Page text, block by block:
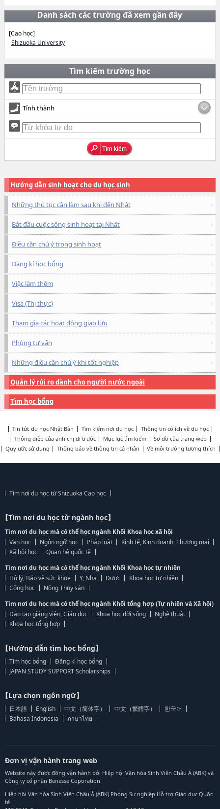
Danh sách các trường đã xem gần đây
[Cao học]
Shizuoka University
Tìm kiếm trường học
Tỉnh thành
Hướng dẫn sinh hoạt cho du học sinh
Những thủ tục cần làm sau khi đến Nhật
Bắt đầu cuộc sống sinh hoạt tại Nhật
Điều cần chú ý trong sinh hoạt
Đăng kí học bổng
Việc làm thêm
Visa (Thị thực)
Tham gia các hoạt động giao lưu
Phòng tư vấn
Những điều cần chú ý khi tốt nghiệp
Quản lý rủi ro dành cho người nước ngoài
Tìm học bổng
Tin tức du học Nhật Bản Tìm kiếm nơi du học
Thông tin có ích về du học
Thông điệp của anh chị đi trước
Mục lục tìm kiếm
Sơ đồ của trang web
Quy ước sử dụng
Thông báo về thông tin cá nhân Về môi trường tương thích
Tìm nơi du học từ Shizuoka Cao học
【Tìm nơi du học từ ngành học】
Tìm nơi du học mà có thể học ngành Khối Khoa học xã hội
Văn học
Ngôn ngữ học Pháp luật
Kinh tế, Kinh doanh, Thương mại
Xã hội học
Quan hệ quốc tế
Tìm nơi du học mà có thể học ngành Khối Khoa học tự nhiên
Hộ lý, Bảo vệ sức khỏe
Y, Nha Dược
Khoa học tự nhiên
Công học
Nông Thủy sản
Tìm nơi du học mà có thể học ngành Khối tổng hợp (Tự nhiên và Xã hội)
Đào tạo giảng viên, Giáo dục
Khoa học đời sống
Nghệ thuật
Khoa học tổng hợp
【Hướng dẫn tìm học bổng】
Tìm học bổng
Đăng kí học bổng
JAPAN STUDY SUPPORT Scholarships
【Lựa chọn ngôn ngữ】
日本語 English 中文（简体字） 中文（繁體字）
한국어
Bahasa Indonesia
ภาษาไทย
Đơn vị vận hành trang web
Website này được đồng vận hành bởi Hiệp hội Văn hóa Sinh Viên Châu Á (ABK) và
Công ty cổ phần Benesse Coporation.
Hiệp hội Văn hóa Sinh Viên Châu Á (ABK) Phòng Sự nghiệp Hỗ trợ Giáo dục Quốc
tế